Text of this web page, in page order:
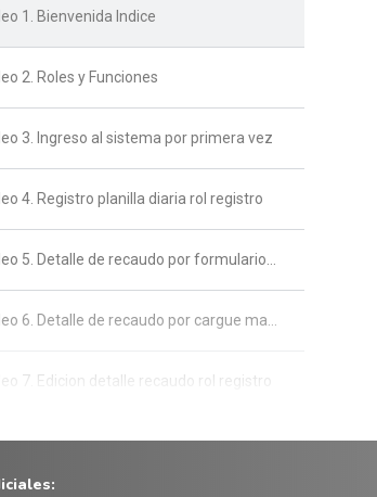
1. Bienvenida Indice
2. Roles y Funciones
3. Ingreso al sistema por primera vez
4. Registro planilla diaria rol registro
Video 5. Detalle de recaudo por formulario rol registro
Video 6. Detalle de recaudo por cargue masivo rol registro
7. Edicion detalle recaudo rol registro
8. Errores cargue masivo rol registro